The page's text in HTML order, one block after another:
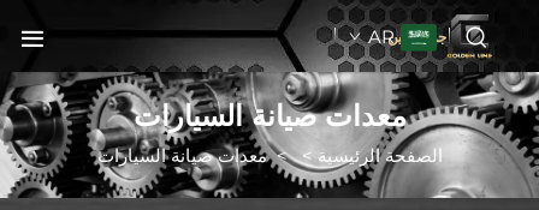
جولدنبلاينAR
معدات صيانة السيارات
الصفحة الرئيسية >
>معدات صيانة السيارات